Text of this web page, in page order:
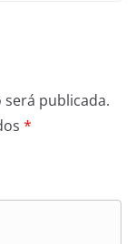
publicada.
*